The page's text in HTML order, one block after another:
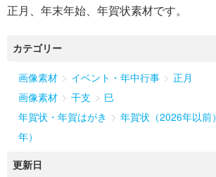
正月、年末年始、年賀状素材です。
カテゴリー
画像素材 > イベント・年中行事 > 正月
画像素材 > 干支 > 巳
年賀状・年賀はがき > 年賀状（2026年以前）
年）
更新日